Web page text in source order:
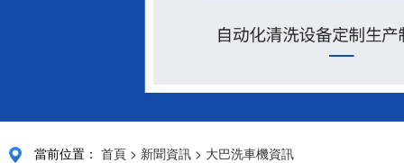
當前位置： 首頁 > 新聞資訊 > 大巴洗車機資訊